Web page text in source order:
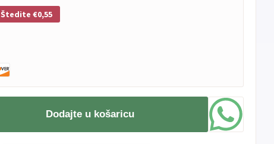
Štedite €0,55
Dodajte u košaricu